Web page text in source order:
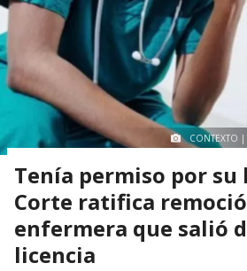
CONTEXTO
Tenía permiso por su
Corte ratifica
enfermera que salió
licencia